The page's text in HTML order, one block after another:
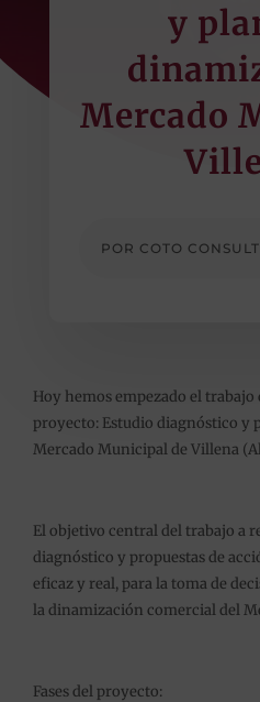
y
Mercado
POR COTO
Hoy hemos empezado el trabajo
proyecto: Estudio diagnóstico y
Mercado Municipal de Villena
El objetivo central del trabajo a
diagnóstico y propuestas de
eficaz y real, para la toma de
la dinamización comercial del
Fases del proyecto: